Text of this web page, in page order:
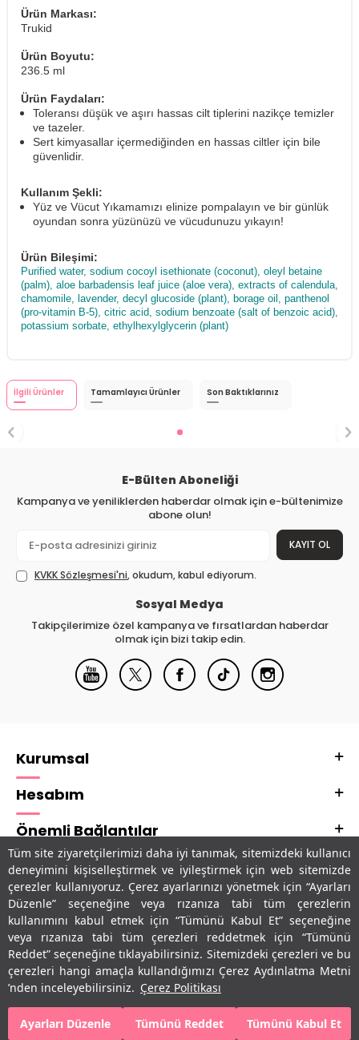
Tüm site ziyaretçilerimizi daha iyi tanımak, sitemizdeki kullanıcı
deneyimini kişiselleştirmek ve iyileştirmek için web sitemizde
çerezler kullanıyoruz. Çerez ayarlarınızı yönetmek için “Ayarları
Düzenle” seçeneğine veya rızanıza tabi tüm çerezlerin
kullanımını kabul etmek için “Tümünü Kabul Et” seçeneğine
veya rızanıza tabi tüm çerezleri reddetmek için “Tümünü
Reddet” seçeneğine tıklayabilirsiniz. Sitemizdeki çerezleri ve bu
çerezleri hangi amaçla kullandığımızı Çerez Aydınlatma Metni
’nden inceleyebilirsiniz. Çerez Politikası
Ayarları Düzenle Tümünü Reddet Tümünü Kabul Et
SEPETE EKLE HEMEN AL
Ürün Markası:
Trukid
Ürün Boyutu:
236.5 ml
Ürün Faydaları:
Toleransı düşük ve aşırı hassas cilt tiplerini nazikçe temizler
ve tazeler.
Sert kimyasallar içermediğinden en hassas ciltler için bile
güvenlidir.
Kullanım Şekli:
Yüz ve Vücut Yıkamamızı elinize pompalayın ve bir günlük
oyundan sonra yüzünüzü ve vücudunuzu yıkayın!
Ürün Bileşimi:
Purified water, sodium cocoyl isethionate (coconut), oleyl betaine
(palm), aloe barbadensis leaf juice (aloe vera), extracts of calendula,
chamomile, lavender, decyl glucoside (plant), borage oil, panthenol
(pro-vitamin B-5), citric acid, sodium benzoate (salt of benzoic acid),
potassium sorbate, ethylhexylglycerin (plant)
İlgili Ürünler Tamamlayıcı Ürünler Son Baktıklarınız
E-Bülten Aboneliği
Kampanya ve yeniliklerden haberdar olmak için e-bültenimize
abone olun!
KAYIT OL
KVKK Sözleşmesi'ni, okudum, kabul ediyorum.
Sosyal Medya
Takipçilerimize özel kampanya ve fırsatlardan haberdar
olmak için bizi takip edin.
Kurumsal
Hesabım
Önemli Bağlantılar
Adres & İletişim
Uygulamalarımız